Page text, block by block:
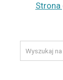
Strona